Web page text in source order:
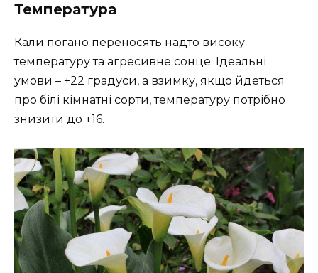
Температура
Кали погано переносять надто високу
температуру та агресивне сонце. Ідеальні
умови – +22 градуси, а взимку, якщо йдеться
про білі кімнатні сорти, температуру потрібно
знизити до +16.